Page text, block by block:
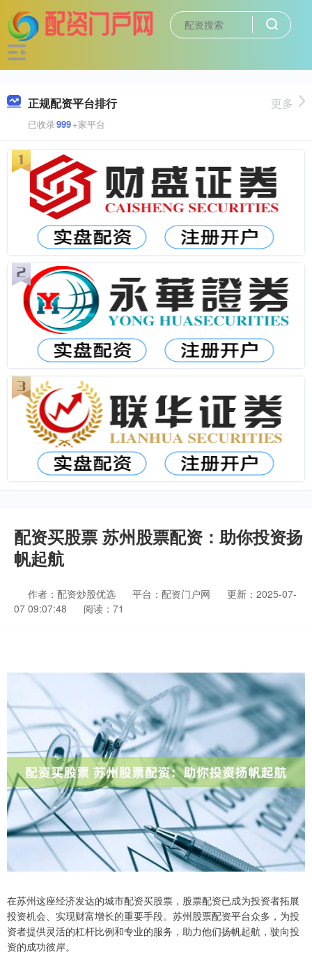
正规配资平台排行
已收录999+家平台
更多
配资买股票 苏州股票配资：助你投资扬
帆起航
作者：配资炒股优选 平台：配资门户网
更新：2025-07-
07 09:07:48
阅读：71
在苏州这座经济发达的城市配资买股票，股票配资已成为投资者拓展
投资机会、实现财富增长的重要手段。苏州股票配资平台众多，为投
资者提供灵活的杠杆比例和专业的服务，助力他们扬帆起航，驶向投
资的成功彼岸。